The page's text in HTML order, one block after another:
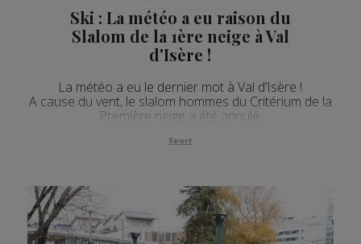
Ski : La météo a eu raison du
Slalom de la 1ère neige à Val
d'Isère !
La météo a eu le dernier mot à Val d’Isère !
A cause du vent, le slalom hommes du Critérium de la
Première neige a été annulé.
Sport